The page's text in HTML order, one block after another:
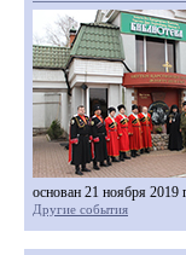
основан 21 ноября 2019
Другие события